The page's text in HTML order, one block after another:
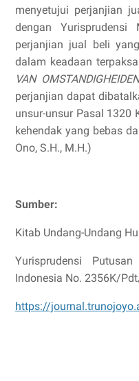
menyetujui perjanjian
dengan
perjanjian jual beli
dalam keadaan
VAN
perjanjian dapat
unsur-unsur Pasal 1320
kehendak yang bebas
Ono, S.H., M.H.)
Sumber:
Kitab Undang-Undang
Yurisprudensi
Indonesia No. 2356K/
https://